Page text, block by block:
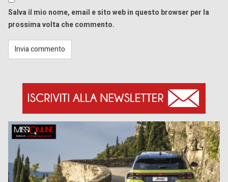
Salva il mio nome, email e sito web in questo browser per la
prossima volta che commento.